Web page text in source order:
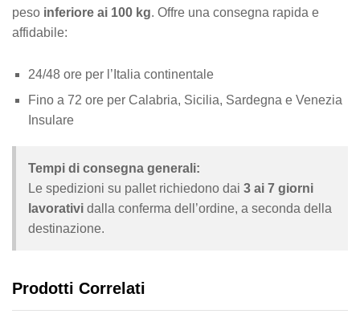
peso inferiore ai 100 kg. Offre una consegna rapida e
affidabile:
24/48 ore per l’Italia continentale
Fino a 72 ore per Calabria, Sicilia, Sardegna e Venezia
Insulare
Tempi di consegna generali:
Le spedizioni su pallet richiedono dai 3 ai 7 giorni
lavorativi dalla conferma dell’ordine, a seconda della
destinazione.
Prodotti Correlati